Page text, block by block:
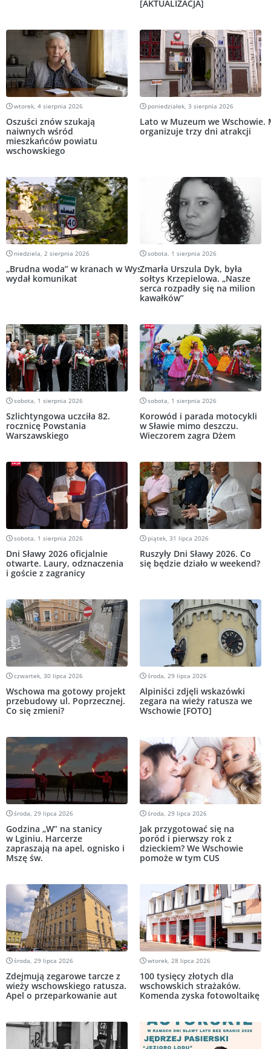
[AKTUALIZACJA]
wtorek, 4 sierpnia 2026
Oszuści znów szukają
naiwnych wśród
mieszkańców powiatu
wschowskiego
poniedziałek, 3 sierpnia 2026
Lato w Muzeum we Wschowie.
organizuje trzy dni atrakcji
niedziela, 2 sierpnia 2026
„Brudna woda” w kranach w Wyszanowie. UMiG
wydał komunikat
sobota, 1 sierpnia 2026
Zmarła Urszula Dyk, była
sołtys Krzepielowa. „Nasze
serca rozpadły się na milion
kawałków”
sobota, 1 sierpnia 2026
Szlichtyngowa uczciła 82.
rocznicę Powstania
Warszawskiego
sobota, 1 sierpnia 2026
Korowód i parada motocykli
w Sławie mimo deszczu.
Wieczorem zagra Dżem
sobota, 1 sierpnia 2026
Dni Sławy 2026 oficjalnie
otwarte. Laury, odznaczenia
i goście z zagranicy
piątek, 31 lipca 2026
Ruszyły Dni Sławy 2026. Co
się będzie działo w weekend?
czwartek, 30 lipca 2026
Wschowa ma gotowy projekt
przebudowy ul. Poprzecznej.
Co się zmieni?
środa, 29 lipca 2026
Alpiniści zdjęli wskazówki
zegara na wieży ratusza we
Wschowie [FOTO]
środa, 29 lipca 2026
Godzina „W” na stanicy
w Lginiu. Harcerze
zapraszają na apel, ognisko i
Mszę św.
środa, 29 lipca 2026
Jak przygotować się na
poród i pierwszy rok z
dzieckiem? We Wschowie
pomoże w tym CUS
środa, 29 lipca 2026
Zdejmują zegarowe tarcze z
wieży wschowskiego ratusza.
Apel o przeparkowanie aut
wtorek, 28 lipca 2026
100 tysięcy złotych dla
wschowskich strażaków.
Komenda zyska fotowoltaikę